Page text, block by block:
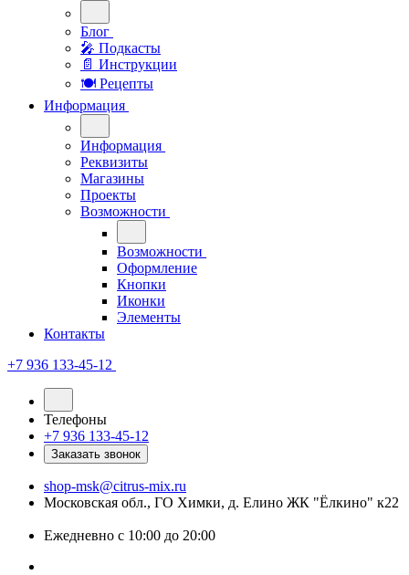
Блог
🎤︎︎ Подкасты
📄 Инструкции
🍽 Рецепты
Информация
Информация
Реквизиты
Магазины
Проекты
Возможности
Возможности
Оформление
Кнопки
Иконки
Элементы
Контакты
+7 936 133-45-12
Телефоны
+7 936 133-45-12
Заказать звонок
shop-msk@citrus-mix.ru
Московская обл., ГО Химки, д. Елино ЖК "Ёлкино" к22
Ежедневно с 10:00 до 20:00